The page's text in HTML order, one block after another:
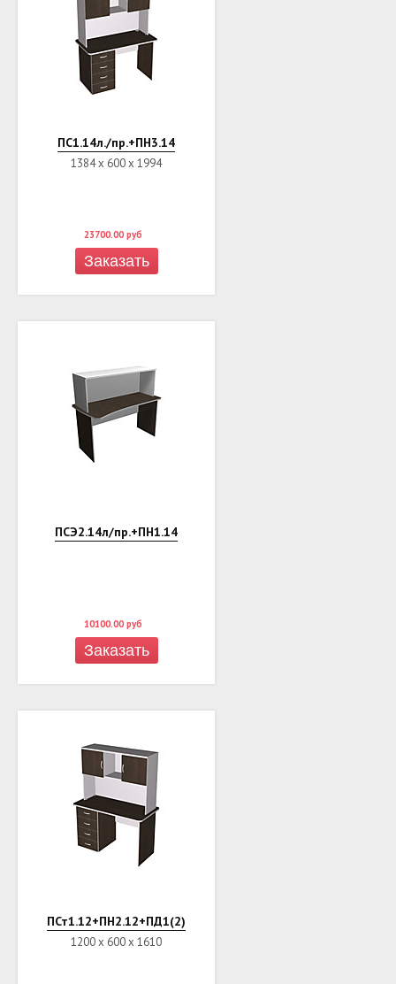
ПС1.14л./пр.+ПН3.14
1384 х 600 х 1994
23700.00 руб
Заказать
ПСЭ2.14л/пр.+ПН1.14
10100.00 руб
Заказать
ПСт1.12+ПН2.12+ПД1(2)
1200 х 600 х 1610